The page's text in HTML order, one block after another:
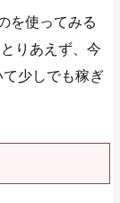
を使ってみる
りあえず、今
少しでも稼ぎ